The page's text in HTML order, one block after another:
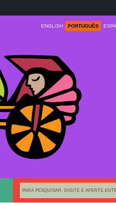
ENGLISH PORTUGUÊS